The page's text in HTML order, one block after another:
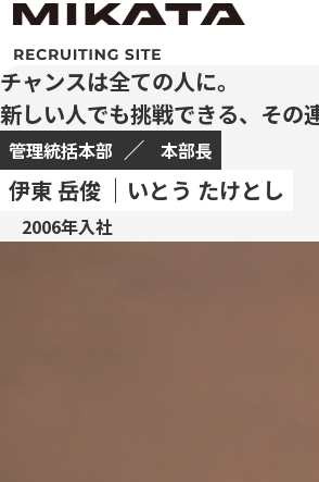
チャンスは全ての人に。
新しい人でも挑戦できる、その
管理統括本部 本部長
伊東 岳俊 いとう たけとし
2006年入社